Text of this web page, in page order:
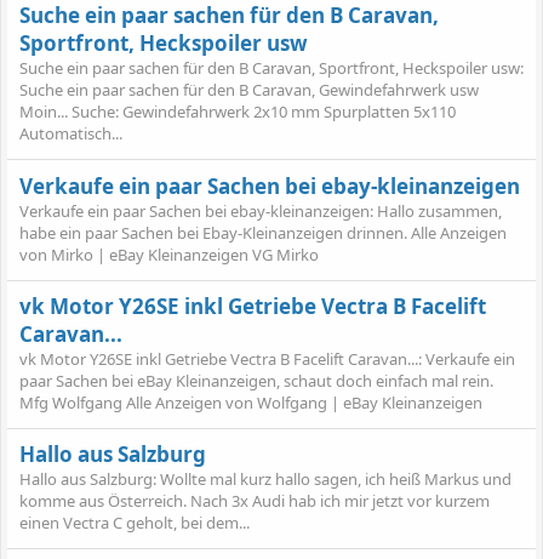
Suche ein paar sachen für den B Caravan,
Sportfront, Heckspoiler usw
Suche ein paar sachen für den B Caravan, Sportfront, Heckspoiler usw:
Suche ein paar sachen für den B Caravan, Gewindefahrwerk usw
Moin... Suche: Gewindefahrwerk 2x10 mm Spurplatten 5x110
Automatisch...
Verkaufe ein paar Sachen bei ebay-kleinanzeigen
Verkaufe ein paar Sachen bei ebay-kleinanzeigen: Hallo zusammen,
habe ein paar Sachen bei Ebay-Kleinanzeigen drinnen. Alle Anzeigen
von Mirko | eBay Kleinanzeigen VG Mirko
vk Motor Y26SE inkl Getriebe Vectra B Facelift
Caravan...
vk Motor Y26SE inkl Getriebe Vectra B Facelift Caravan...: Verkaufe ein
paar Sachen bei eBay Kleinanzeigen, schaut doch einfach mal rein.
Mfg Wolfgang Alle Anzeigen von Wolfgang | eBay Kleinanzeigen
Hallo aus Salzburg
Hallo aus Salzburg: Wollte mal kurz hallo sagen, ich heiß Markus und
komme aus Österreich. Nach 3x Audi hab ich mir jetzt vor kurzem
einen Vectra C geholt, bei dem...